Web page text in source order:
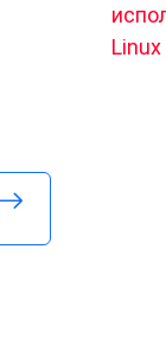
Linux